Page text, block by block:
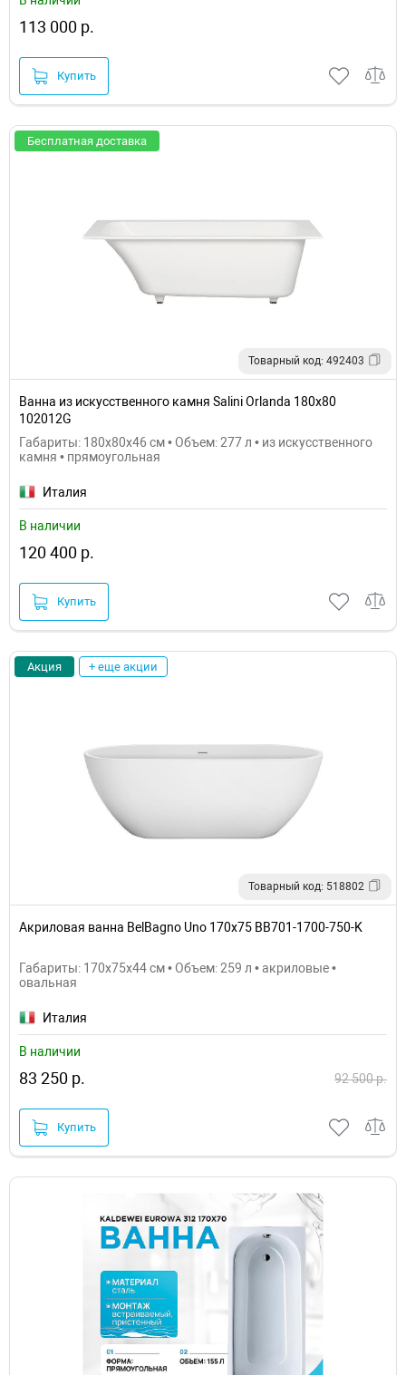
113 000 р.
Купить
Бесплатная доставка
Товарный код: 492403
Ванна из искусственного камня Salini Orlanda 180х80
102012G
Габариты: 180x80x46 см • Объем: 277 л • из искусственного
камня • прямоугольная
Италия
В наличии
120 400 р.
Купить
Акция + еще акции
Товарный код: 518802
Акриловая ванна BelBagno Uno 170x75 BB701-1700-750-K
Габариты: 170x75x44 см • Объем: 259 л • акриловые •
овальная
Италия
В наличии
83 250 р. 92 500 р.
Купить